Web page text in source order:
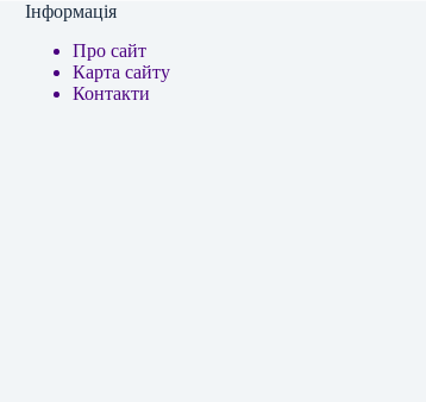
Інформація
Про сайт
Карта сайту
Контакти